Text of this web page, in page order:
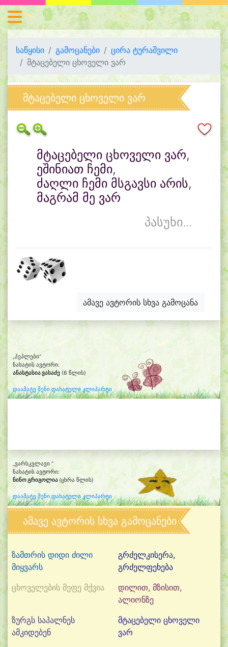
საწყისი გამოცანები
ცირა ტურაშვილი
მტაცებელი ცხოველი ვარ
მტაცებელი ცხოველი ვარ
მტაცებელი ცხოველი ვარ,
ეშინიათ ჩემი,
ძაღლი ჩემი მსგავსი არის,
მაგრამ მე ვარ
პასუხი...
ამავე ავტორის სხვა გამოცანა
„პეპლები“
ნახატის ავტორი:
ანასტასია ვასაძე (6 წლის)
დაამატე შენი დახატული კლიპარტი
„ვარსკვლავი “
ნახატის ავტორი:
ნინო გრიგოლია (ცხრა წლის)
დაამატე შენი დახატული კლიპარტი
ამავე ავტორის სხვა გამოცანები
ზამთრის დიდი ძილი
მიყვარს
გრძელკისერა,
გრძელფეხება
ცხოველების მეფე მქვია
დილით, მზისით,
ალიონზე
ზურგს საპალნეს
ამკიდებენ
მტაცებელი ცხოველი
ვარ